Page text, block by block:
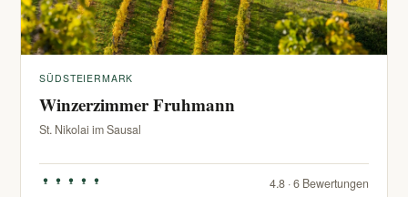
SÜDSTEIERMARK
Winzerzimmer Fruhmann
St. Nikolai im Sausal
4.8 · 6 Bewertungen